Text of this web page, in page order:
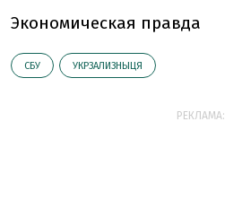
Экономическая правда
СБУ УКРЗАЛИЗНЫЦЯ
РЕКЛАМА: